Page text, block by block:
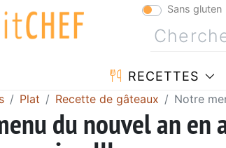
Sans gluten
RECETTES
Plat Recette de gâteaux Notre
du nouvel an